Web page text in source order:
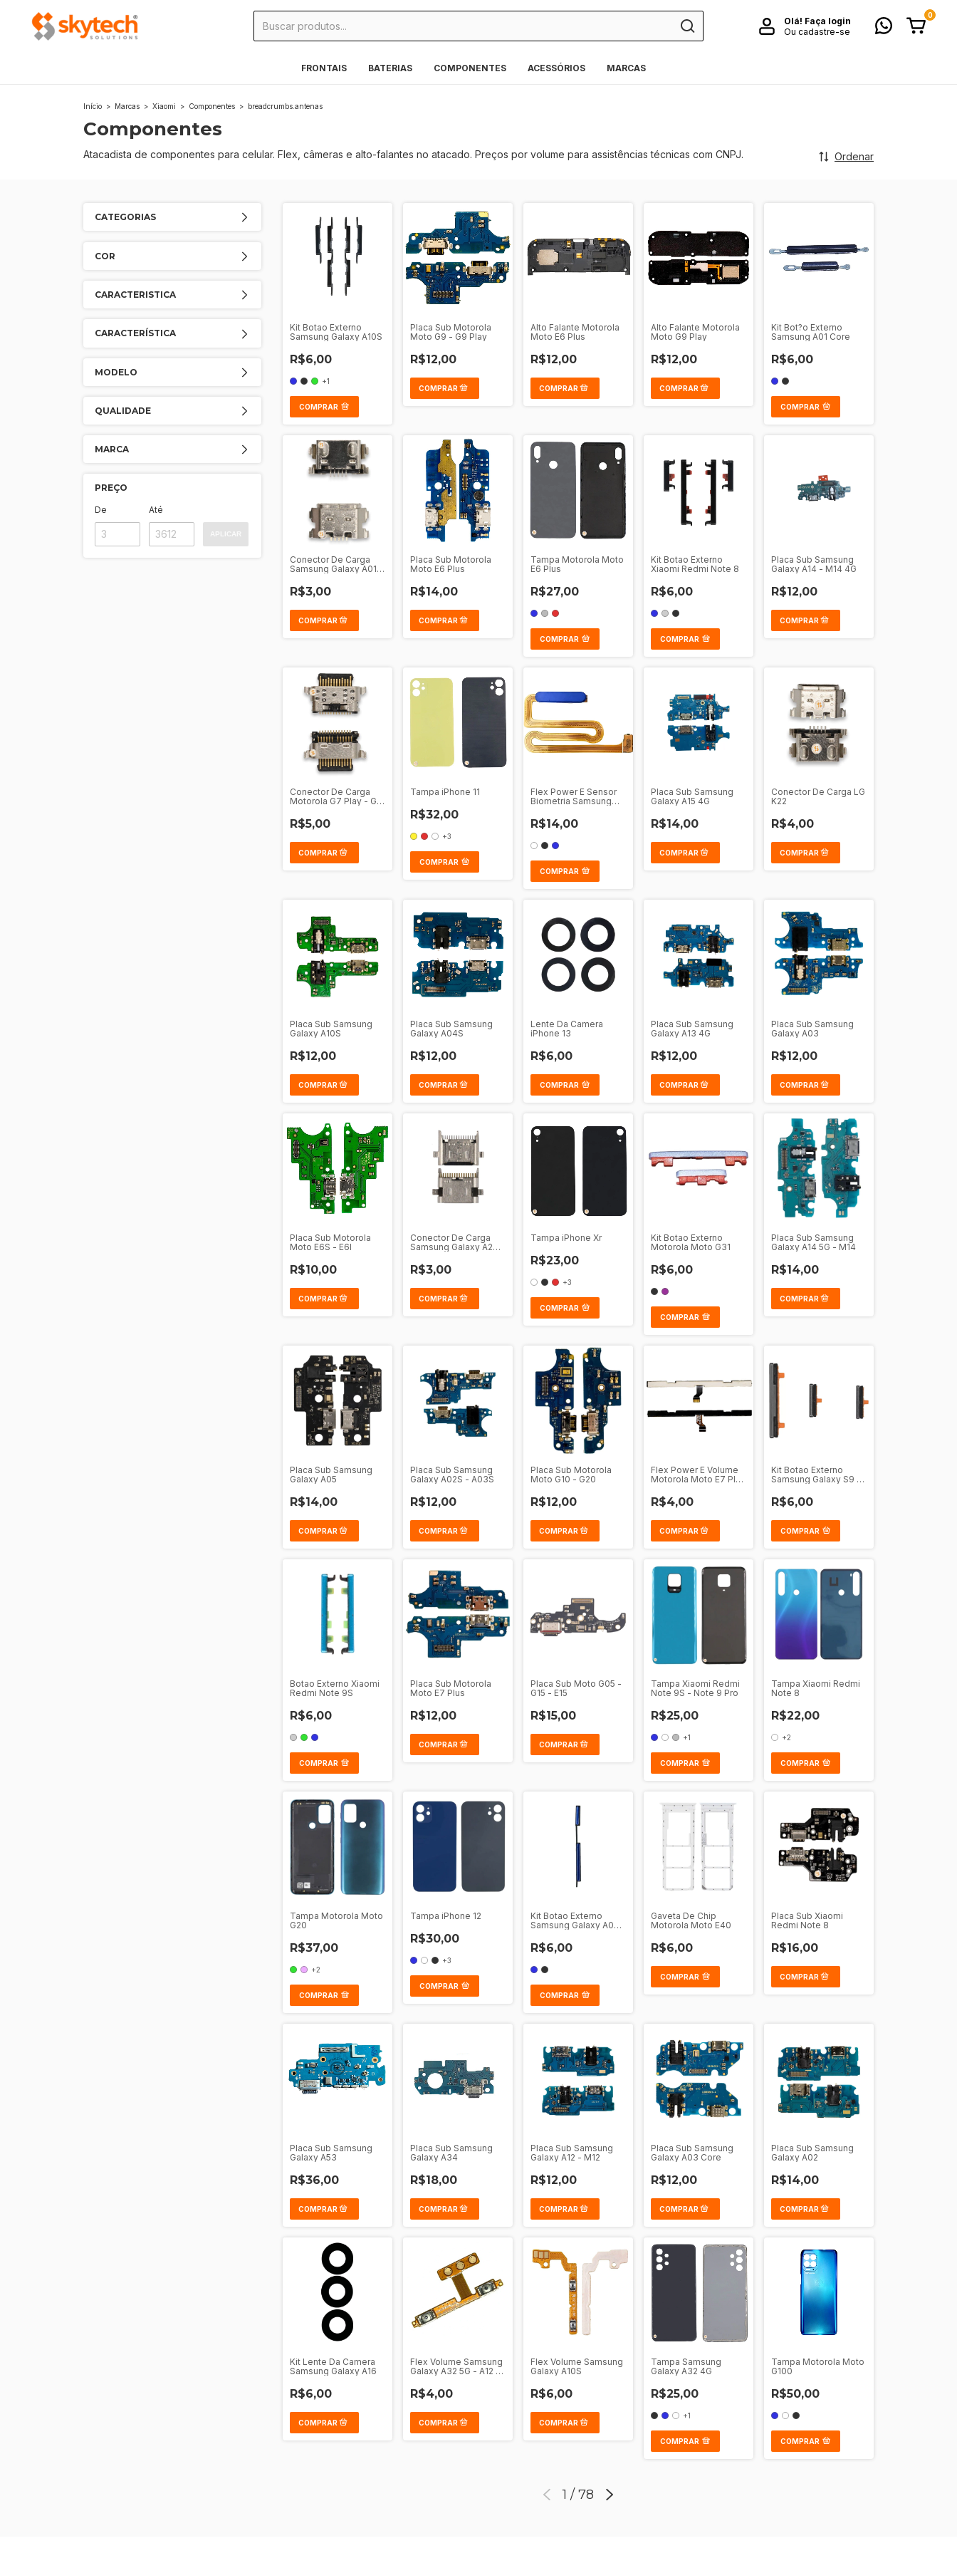
Olá! Faça login
Ou cadastre-se
0
FRONTAIS BATERIAS COMPONENTES ACESSÓRIOS MARCAS
Início > Marcas > Xiaomi > Componentes > breadcrumbs.antenas
Componentes
Atacadista de componentes para celular. Flex, câmeras e alto-falantes no atacado. Preços por volume para assistências técnicas com CNPJ. Ordenar
CATEGORIAS
COR
CARACTERISTICA
CARACTERÍSTICA
MODELO
QUALIDADE
MARCA
PREÇO
De Até
APLICAR
Kit Botao Externo
Samsung Galaxy A10S
R$6,00
+1
COMPRAR
Placa Sub Motorola
Moto G9 - G9 Play
R$12,00
Alto Falante Motorola
Moto E6 Plus
R$12,00
Alto Falante Motorola
Moto G9 Play
R$12,00
Kit Bot?o Externo
Samsung A01 Core
R$6,00
COMPRAR
Conector De Carga
Samsung Galaxy A01 -
R$3,00
Placa Sub Motorola
Moto E6 Plus
R$14,00
Tampa Motorola Moto
E6 Plus
R$27,00
COMPRAR
Kit Botao Externo
Xiaomi Redmi Note 8
R$6,00
COMPRAR
Placa Sub Samsung
Galaxy A14 - M14 4G
R$12,00
Conector De Carga
Motorola G7 Play - G8
G31 - G60S - One
Action - One Vision
R$5,00
Tampa iPhone 11
R$32,00
+3
COMPRAR
Flex Power E Sensor
Biometria Samsung
- M13 - M22
R$14,00
COMPRAR
Placa Sub Samsung
Galaxy A15 4G
R$14,00
Conector De Carga LG
K22
R$4,00
Placa Sub Samsung
Galaxy A10S
R$12,00
Placa Sub Samsung
Galaxy A04S
R$12,00
Lente Da Camera
iPhone 13
R$6,00
COMPRAR
Placa Sub Samsung
Galaxy A13 4G
R$12,00
Placa Sub Samsung
Galaxy A03
R$12,00
Placa Sub Motorola
Moto E6S - E6I
R$10,00
Conector De Carga
Samsung Galaxy A20S
R$3,00
Tampa iPhone Xr
R$23,00
+3
COMPRAR
Kit Botao Externo
Motorola Moto G31
R$6,00
COMPRAR
Placa Sub Samsung
Galaxy A14 5G - M14
R$14,00
Placa Sub Samsung
Galaxy A05
R$14,00
Placa Sub Samsung
Galaxy A02S - A03S
R$12,00
Placa Sub Motorola
Moto G10 - G20
R$12,00
Flex Power E Volume
Motorola Moto E7 Plus
R$4,00
Kit Botao Externo
Samsung Galaxy S9 -
R$6,00
COMPRAR
Botao Externo Xiaomi
Redmi Note 9S
R$6,00
COMPRAR
Placa Sub Motorola
Moto E7 Plus
R$12,00
Placa Sub Moto G05 -
G15 - E15
R$15,00
Tampa Xiaomi Redmi
Note 9S - Note 9 Pro
R$25,00
+1
COMPRAR
Tampa Xiaomi Redmi
Note 8
R$22,00
+2
COMPRAR
Tampa Motorola Moto
G20
R$37,00
+2
COMPRAR
Tampa iPhone 12
R$30,00
+3
COMPRAR
Kit Botao Externo
Samsung Galaxy A03
R$6,00
COMPRAR
Gaveta De Chip
Motorola Moto E40
R$6,00
COMPRAR
Placa Sub Xiaomi
Redmi Note 8
R$16,00
Placa Sub Samsung
Galaxy A53
R$36,00
Placa Sub Samsung
Galaxy A34
R$18,00
Placa Sub Samsung
Galaxy A12 - M12
R$12,00
Placa Sub Samsung
Galaxy A03 Core
R$12,00
Placa Sub Samsung
Galaxy A02
R$14,00
Kit Lente Da Camera
Samsung Galaxy A16
R$6,00
Flex Volume Samsung
Galaxy A32 5G - A12 -
5G - M31S - A13 137
R$4,00
Flex Volume Samsung
Galaxy A10S
R$6,00
Tampa Samsung
Galaxy A32 4G
R$25,00
+1
COMPRAR
Tampa Motorola Moto
G100
R$50,00
COMPRAR
1 / 78